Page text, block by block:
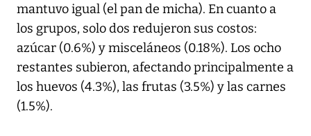
mantuvo igual (el pan de micha). En cuanto a
los grupos, solo dos redujeron sus costos:
azúcar (0.6%) y misceláneos (0.18%). Los ocho
restantes subieron, afectando principalmente a
los huevos (4.3%), las frutas (3.5%) y las carnes
(1.5%).